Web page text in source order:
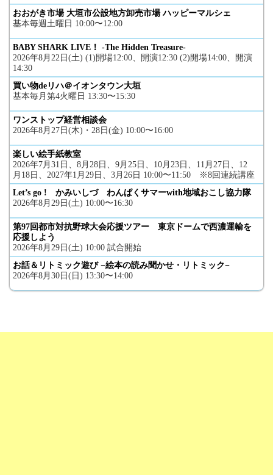
おおがき市場 大垣市公設地方卸売市場 ハッピーマルシェ
基本毎週土曜日 10:00〜12:00
BABY SHARK LIVE！ -The Hidden Treasure-
2026年8月22日(土) (1)開場12:00、開演12:30 (2)開場14:00、開演
14:30
買い物deリハ＠イオンタウン大垣
基本毎月第4火曜日 13:30〜15:30
ワンストップ経営相談会
2026年8月27日(木)・28日(金) 10:00〜16:00
楽しい絵手紙教室
2026年7月31日、8月28日、9月25日、10月23日、11月27日、12
月18日、2027年1月29日、3月26日 10:00〜11:50 ※8回連続講座
Let’s go ! かみいしづ わんぱくサマーwith地域おこし協力隊
2026年8月29日(土) 10:00〜16:30
第97回都市対抗野球大会応援ツアー 東京ドームで西濃運輸を
応援しよう
2026年8月29日(土) 10:00 試合開始
お話＆リトミック遊び −絵本の読み聞かせ・リトミック−
2026年8月30日(日) 13:30〜14:00